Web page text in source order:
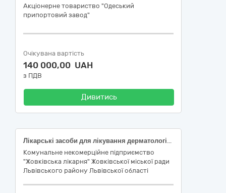
Акціонерне товариство "Одеський
припортовий завод"
Очікувана вартість
140 000,00 UAH
з ПДВ
Дивитись
Лікарські засоби для лікування дерматологічних захворювань та захворювань опорно-рухового апарату
Комунальне некомерційне підприємство
"Жовківська лікарня" Жовківської міської ради
Львівського району Львівської області